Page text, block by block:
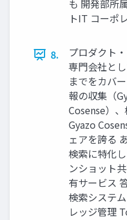
も 開発部所
トIT コーポ
8.
プロダクト
専⾨会社と
までをカバ
報の収集（
Cosense）
Gyazo
ェアを誇る
検索に特化
ンショット
有サービス
検索システ
レッジ管理